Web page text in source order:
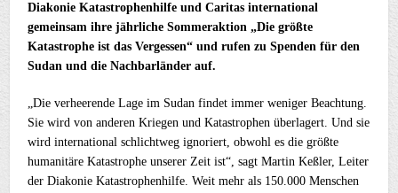
Diakonie Katastrophenhilfe und Caritas international
gemeinsam ihre jährliche Sommeraktion „Die größte
Katastrophe ist das Vergessen“ und rufen zu Spenden für den
Sudan und die Nachbarländer auf.
„Die verheerende Lage im Sudan findet immer weniger Beachtung.
Sie wird von anderen Kriegen und Katastrophen überlagert. Und sie
wird international schlichtweg ignoriert, obwohl es die größte
humanitäre Katastrophe unserer Zeit ist“, sagt Martin Keßler, Leiter
der Diakonie Katastrophenhilfe. Weit mehr als 150.000 Menschen